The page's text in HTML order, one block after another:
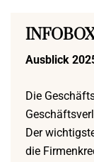
Ausblick
Die
Der
die